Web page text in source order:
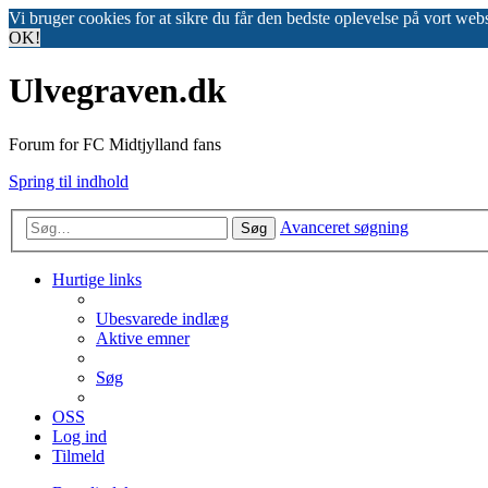
Vi bruger cookies for at sikre du får den bedste oplevelse på vort
OK!
Ulvegraven.dk
Forum for FC Midtjylland fans
Spring til indhold
Søg Avanceret søgning
Hurtige links
Ubesvarede indlæg
Aktive emner
Søg
OSS
Log ind
Tilmeld